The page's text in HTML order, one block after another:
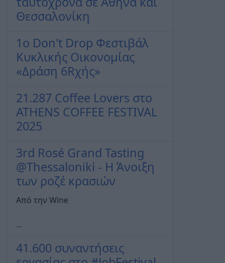
Θεσσαλονίκη
1ο Don't Drop Φεστιβάλ
Κυκλικής Οικονομίας
«Δράση 6Rχής»
21.287 Coffee Lovers στο
ATHENS COFFEE FESTIVAL
2025
3rd Rosé Grand Tasting
@Thessaloniki - Η Άνοιξη
των ροζέ κρασιών
Από την Wine
...
41.600 συναντήσεις